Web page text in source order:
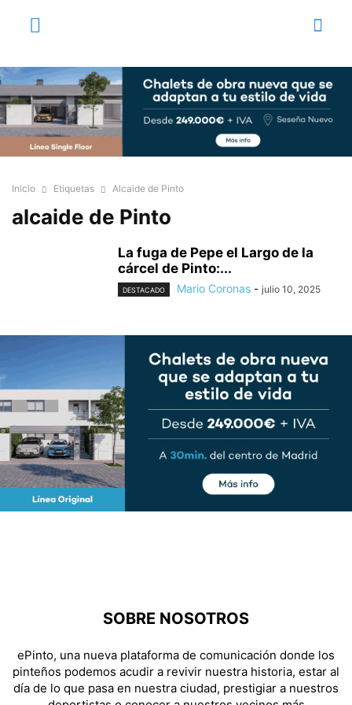
Inicio Etiquetas Alcaide de Pinto
alcaide de Pinto
La fuga de Pepe el Largo de la
cárcel de Pinto:...
DESTACADO Mario Coronas - julio 10, 2025
SOBRE NOSOTROS
ePinto, una nueva plataforma de comunicación donde los
pinteños podemos acudir a revivir nuestra historia, estar al
día de lo que pasa en nuestra ciudad, prestigiar a nuestros